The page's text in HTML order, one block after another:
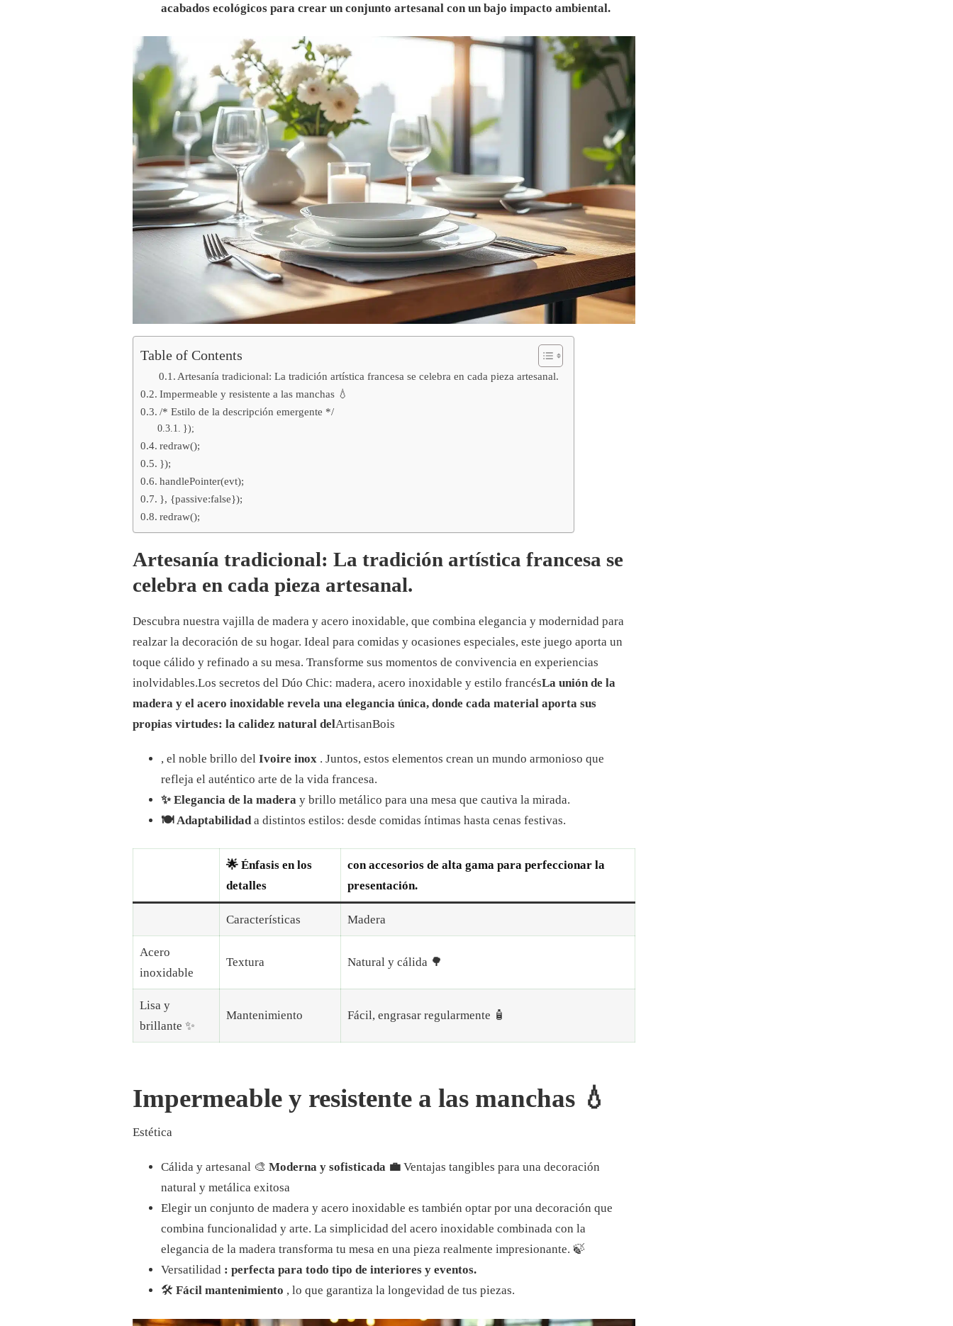
acabados ecológicos para crear un conjunto artesanal con un bajo impacto ambiental.
Table of Contents
Artesanía tradicional: La tradición artística francesa se celebra en cada pieza artesanal.
Impermeable y resistente a las manchas 💧
/* Estilo de la descripción emergente */
});
redraw();
});
handlePointer(evt);
}, {passive:false});
redraw();
Artesanía tradicional: La tradición artística francesa se
celebra en cada pieza artesanal.
Descubra nuestra vajilla de madera y acero inoxidable, que combina elegancia y modernidad para
realzar la decoración de su hogar. Ideal para comidas y ocasiones especiales, este juego aporta un
toque cálido y refinado a su mesa. Transforme sus momentos de convivencia en experiencias
inolvidables.Los secretos del Dúo Chic: madera, acero inoxidable y estilo francésLa unión de la
madera y el acero inoxidable revela una elegancia única, donde cada material aporta sus
propias virtudes: la calidez natural delArtisanBois
, el noble brillo del Ivoire inox . Juntos, estos elementos crean un mundo armonioso que
refleja el auténtico arte de la vida francesa.
✨ Elegancia de la madera y brillo metálico para una mesa que cautiva la mirada.
🍽️ Adaptabilidad a distintos estilos: desde comidas íntimas hasta cenas festivas.
🌟 Énfasis en los
detalles
con accesorios de alta gama para perfeccionar la
presentación.
Características Madera
Acero
inoxidable
Textura Natural y cálida 🌳
Lisa y
brillante ✨
Mantenimiento Fácil, engrasar regularmente 🧴
Impermeable y resistente a las manchas 💧
Estética
Cálida y artesanal 🎨 Moderna y sofisticada 💼 Ventajas tangibles para una decoración
natural y metálica exitosa
Elegir un conjunto de madera y acero inoxidable es también optar por una decoración que
combina funcionalidad y arte. La simplicidad del acero inoxidable combinada con la
elegancia de la madera transforma tu mesa en una pieza realmente impresionante. 🍃
Versatilidad : perfecta para todo tipo de interiores y eventos.
🛠️ Fácil mantenimiento , lo que garantiza la longevidad de tus piezas.